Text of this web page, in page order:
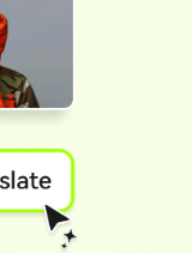
幕
器
幕
生成
字幕